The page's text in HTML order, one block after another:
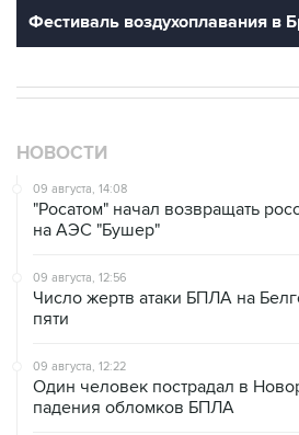
Фестиваль воздухоплавания в
НОВОСТИ
09 августа, 14:08
"Росатом" начал возвращать
на АЭС "Бушер"
09 августа, 12:56
Число жертв атаки БПЛА на
пяти
09 августа, 12:22
Один человек пострадал в
падения обломков БПЛА